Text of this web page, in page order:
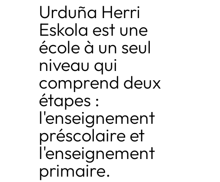
Urduña Herri
Eskola est une
école à un seul
niveau qui
comprend deux
étapes :
l'enseignement
préscolaire et
l'enseignement
primaire.